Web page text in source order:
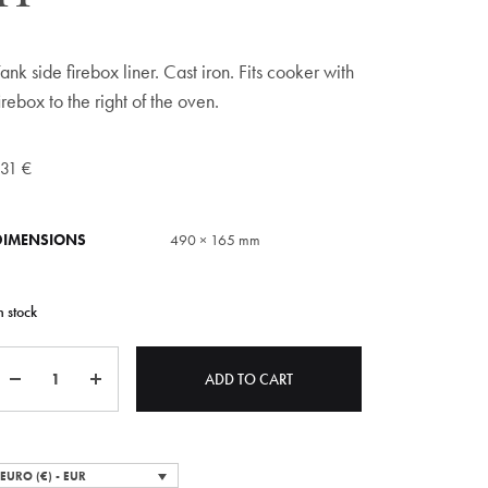
side firebox liner. Cast iron. Fits cooker with
to the right of the oven.
€
490 × 165 mm
stock
ADD TO CART
EURO (€) - EUR